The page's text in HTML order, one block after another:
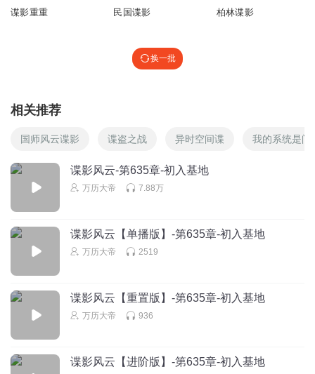
谍影重重 民国谍影 柏林谍影
换一批
相关推荐
国师风云谍影 谍盗之战 异时空间谍 我的系统是间
谍影风云-第635章-初入基地
万历大帝 7.88万
谍影风云【单播版】-第635章-初入基地
万历大帝 2519
谍影风云【重置版】-第635章-初入基地
万历大帝 936
谍影风云【进阶版】-第635章-初入基地